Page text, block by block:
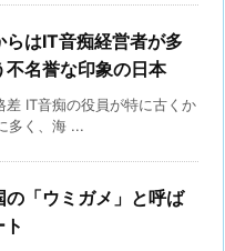
らはIT音痴経営者が多
不名誉な印象の日本
差 IT音痴の役員が特に古くか
多く、海 ...
の「ウミガメ」と呼ば